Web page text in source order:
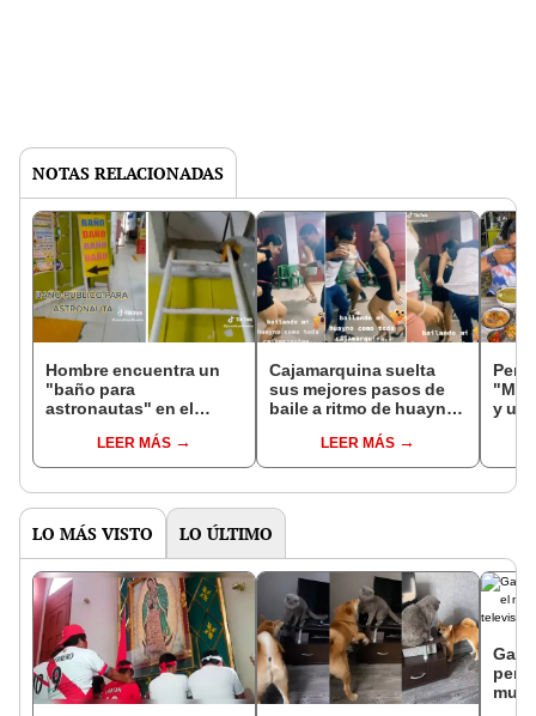
NOTAS RELACIONADAS
Hombre encuentra un
"baño para
astronautas" en el
usuarios quedan en
shock
LEER MÁS
Cajamarquina suelta
sus mejores pasos de
baile a ritmo de huayno
LEER MÁS
y
LO MÁS VISTO LO ÚLTIMO